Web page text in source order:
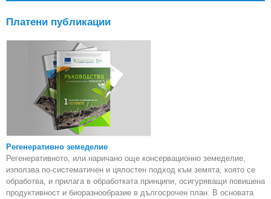
Платени публикации
Регенеративно земеделие
Регенеративното, или наричано още консервационно земеделие,
използва по-систематичен и цялостен подход към земята, която се
обработва, и прилага в обработката принципи, осигуряващи повишена
продуктивност и биоразнообразие в дългосрочен план. В основата